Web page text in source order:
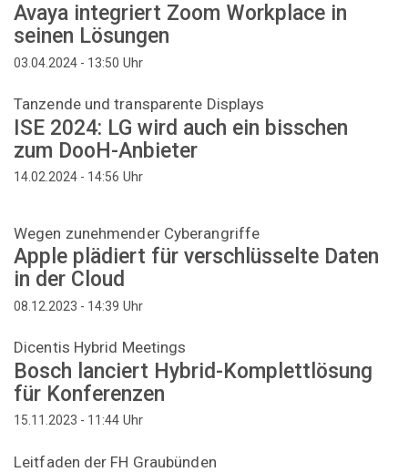
Avaya integriert Zoom Workplace in
seinen Lösungen
03.04.2024 - 13:50 Uhr
Tanzende und transparente Displays
ISE 2024: LG wird auch ein bisschen
zum DooH-Anbieter
14.02.2024 - 14:56 Uhr
Wegen zunehmender Cyberangriffe
Apple plädiert für verschlüsselte Daten
in der Cloud
08.12.2023 - 14:39 Uhr
Dicentis Hybrid Meetings
Bosch lanciert Hybrid-Komplettlösung
für Konferenzen
15.11.2023 - 11:44 Uhr
Leitfaden der FH Graubünden